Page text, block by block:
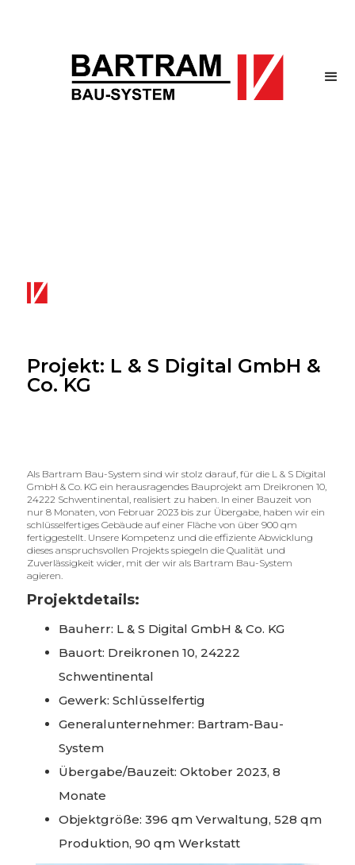
Projekt: L & S Digital GmbH &
Co. KG
Als Bartram Bau-System sind wir stolz darauf, für die L & S Digital
GmbH & Co. KG ein herausragendes Bauprojekt am Dreikronen 10,
24222 Schwentinental, realisiert zu haben. In einer Bauzeit von
nur 8 Monaten, von Februar 2023 bis zur Übergabe, haben wir ein
schlüsselfertiges Gebäude auf einer Fläche von über 900 qm
fertiggestellt. Unsere Kompetenz und die effiziente Abwicklung
dieses anspruchsvollen Projekts spiegeln die Qualität und
Zuverlässigkeit wider, mit der wir als Bartram Bau-System
agieren.
Projektdetails:
Bauherr: L & S Digital GmbH & Co. KG
Bauort: Dreikronen 10, 24222
Schwentinental
Gewerk: Schlüsselfertig
Generalunternehmer: Bartram-Bau-
System
Übergabe/Bauzeit: Oktober 2023, 8
Monate
Objektgröße: 396 qm Verwaltung, 528 qm
Produktion, 90 qm Werkstatt